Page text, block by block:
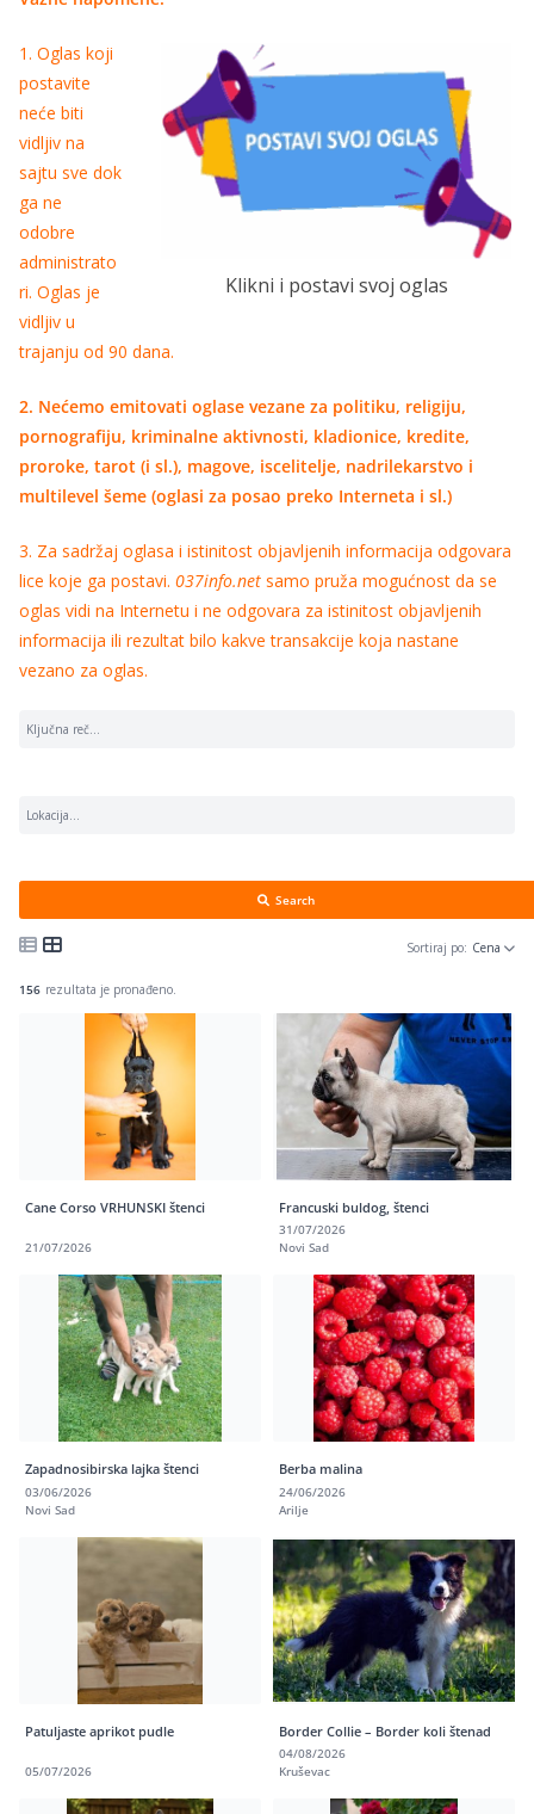
Klikni i postavi svoj oglas
1. Oglas koji
postavite
neće biti
vidljiv na
sajtu sve dok
ga ne
odobre
administrato
ri. Oglas je
vidljiv u
trajanju od 90 dana.
2. Nećemo emitovati oglase vezane za politiku, religiju,
pornografiju, kriminalne aktivnosti, kladionice, kredite,
proroke, tarot (i sl.), magove, iscelitelje, nadrilekarstvo i
multilevel šeme (oglasi za posao preko Interneta i sl.)
3. Za sadržaj oglasa i istinitost objavljenih informacija odgovara
lice koje ga postavi. 037info.net samo pruža mogućnost da se
oglas vidi na Internetu i ne odgovara za istinitost objavljenih
informacija ili rezultat bilo kakve transakcije koja nastane
vezano za oglas.
Search
Sortiraj po: Cena
156 rezultata je pronađeno.
Cane Corso VRHUNSKI štenci
21/07/2026
Francuski buldog, štenci
31/07/2026
Novi Sad
Zapadnosibirska lajka štenci
03/06/2026
Novi Sad
Berba malina
24/06/2026
Arilje
Patuljaste aprikot pudle
05/07/2026
Border Collie – Border koli štenad
04/08/2026
Kruševac